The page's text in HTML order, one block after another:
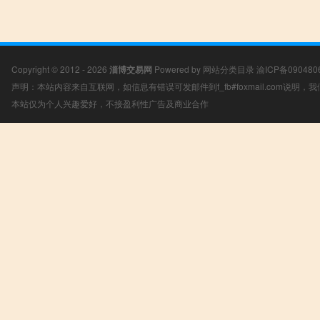
Copyright © 2012 - 2026 淄博交易网 Powered by 网站分类目录 渝ICP备
声明：本站内容来自互联网，如信息有错误可发邮件到f_fb#foxmail.com说明，
本站仅为个人兴趣爱好，不接盈利性广告及商业合作